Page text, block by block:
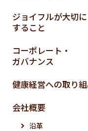
ジョイフルが大切に
すること
コーポレート・
ガバナンス
健康経営への取り
会社概要
沿革